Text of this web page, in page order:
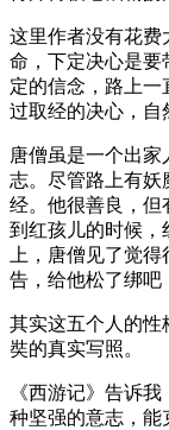
这里作者没有花费
命，下定决心是要
定的信念，路上
过取经的决心，自
唐僧虽是一个出
志。尽管路上有妖
经。他很善良，但
到红孩儿的时候，
上，唐僧见了觉
告，给他松了绑吧
其实这五个人的
奘的真实写照。
《西游记》告诉
种坚强的意志，能